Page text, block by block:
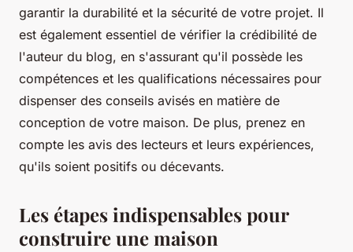
garantir la durabilité et la sécurité de votre projet. Il
est également essentiel de vérifier la crédibilité de
l'auteur du blog, en s'assurant qu'il possède les
compétences et les qualifications nécessaires pour
dispenser des conseils avisés en matière de
conception de votre maison. De plus, prenez en
compte les avis des lecteurs et leurs expériences,
qu'ils soient positifs ou décevants.
Les étapes indispensables pour
construire une maison